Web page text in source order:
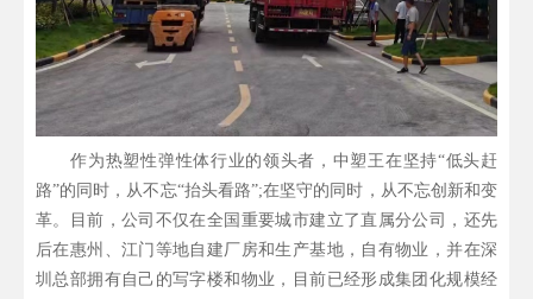
作为热塑性弹性体行业的领头者，中塑王在坚持“低头赶
路”的同时，从不忘“抬头看路”;在坚守的同时，从不忘创新和变
革。目前，公司不仅在全国重要城市建立了直属分公司，还先
后在惠州、江门等地自建厂房和生产基地，自有物业，并在深
圳总部拥有自己的写字楼和物业，目前已经形成集团化规模经